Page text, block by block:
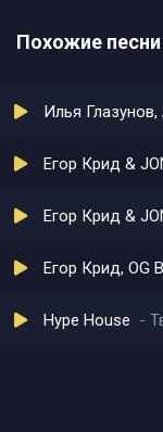
Похожие песни
Илья Глазунов,
Егор Крид &
Егор Крид &
Егор Крид, OG
Hype House